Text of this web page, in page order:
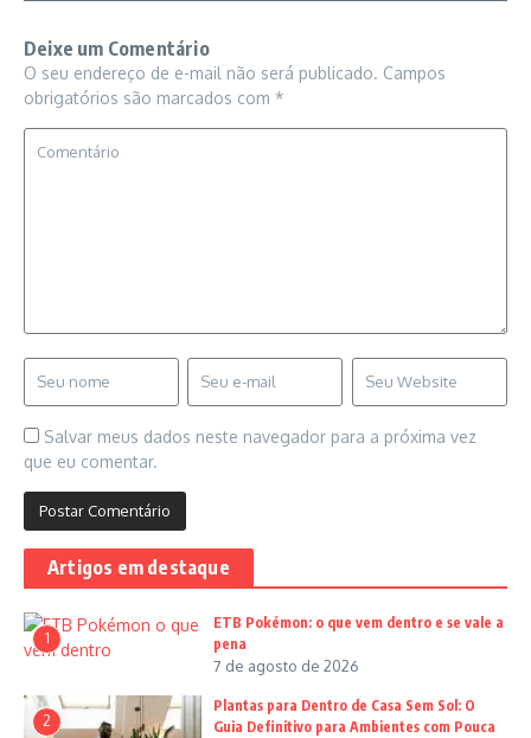
Deixe um Comentário
O seu endereço de e-mail não será publicado. Campos
obrigatórios são marcados com *
Salvar meus dados neste navegador para a próxima vez
que eu comentar.
Artigos em destaque
1
ETB Pokémon: o que vem dentro e se vale a
pena
7 de agosto de 2026
2
Plantas para Dentro de Casa Sem Sol: O
Guia Definitivo para Ambientes com Pouca